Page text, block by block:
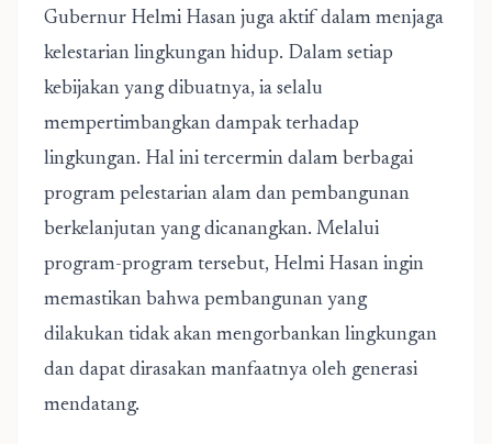
Gubernur Helmi Hasan juga aktif dalam menjaga
kelestarian lingkungan hidup. Dalam setiap
kebijakan yang dibuatnya, ia selalu
mempertimbangkan dampak terhadap
lingkungan. Hal ini tercermin dalam berbagai
program pelestarian alam dan pembangunan
berkelanjutan yang dicanangkan. Melalui
program-program tersebut, Helmi Hasan ingin
memastikan bahwa pembangunan yang
dilakukan tidak akan mengorbankan lingkungan
dan dapat dirasakan manfaatnya oleh generasi
mendatang.